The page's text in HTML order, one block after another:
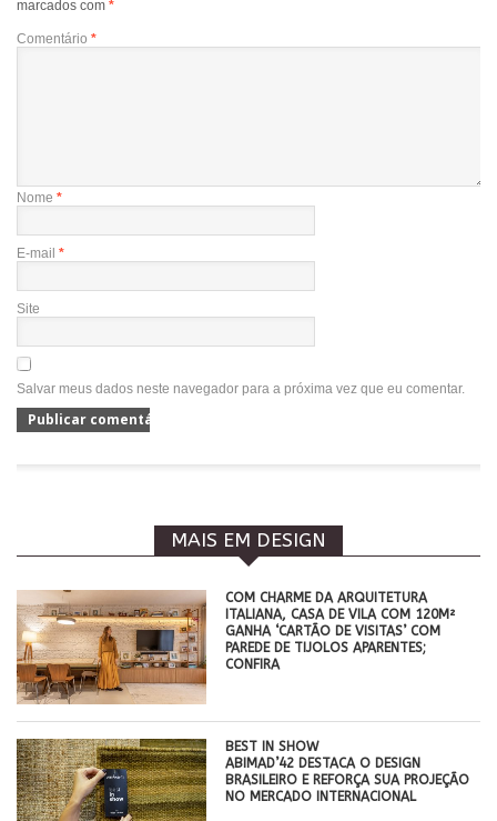
marcados com *
Comentário *
Nome *
E-mail *
Site
Salvar meus dados neste navegador para a próxima vez que eu comentar.
MAIS EM DESIGN
COM CHARME DA ARQUITETURA
ITALIANA, CASA DE VILA COM 120M²
GANHA ‘CARTÃO DE VISITAS’ COM
PAREDE DE TIJOLOS APARENTES;
CONFIRA
BEST IN SHOW
ABIMAD’42 DESTACA O DESIGN
BRASILEIRO E REFORÇA SUA PROJEÇÃO
NO MERCADO INTERNACIONAL